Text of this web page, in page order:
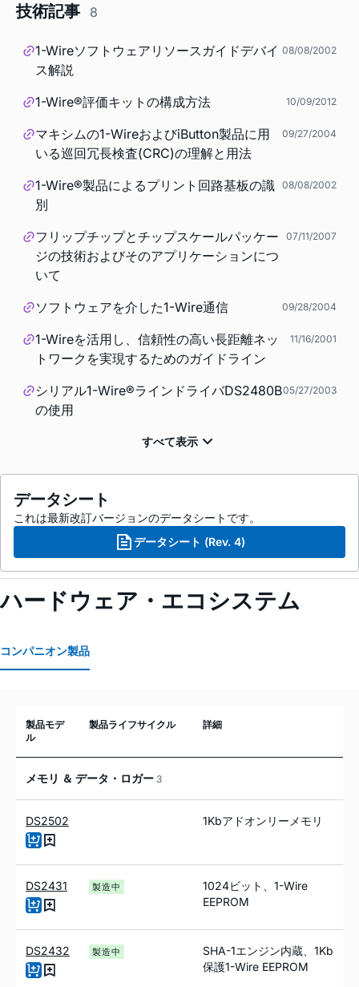
技術記事 8
1-Wireソフトウェアリソースガイドデバイ
ス解説
08/08/2002
1-Wire®評価キットの構成方法 10/09/2012
マキシムの1-WireおよびiButton製品に用
いる巡回冗長検査(CRC)の理解と用法
09/27/2004
1-Wire®製品によるプリント回路基板の識
別
08/08/2002
フリップチップとチップスケールパッケー
ジの技術およびそのアプリケーションにつ
いて
07/11/2007
ソフトウェアを介した1-Wire通信 09/28/2004
1-Wireを活用し、信頼性の高い長距離ネッ
トワークを実現するためのガイドライン
11/16/2001
シリアル1-Wire®ラインドライバDS2480B
の使用
05/27/2003
データシート
これは最新改訂バージョンのデータシートです。
データシート (Rev. 4)
ハードウェア・エコシステム
コンパニオン製品
製品モデ
ル
製品ライフサイクル 詳細
メモリ ＆ データ・ロガー 3
DS2502 1Kbアドオンリーメモリ
DS2431 製造中
1024ビット、1-Wire
EEPROM
DS2432 製造中
SHA-1エンジン内蔵、1Kb
保護1-Wire EEPROM